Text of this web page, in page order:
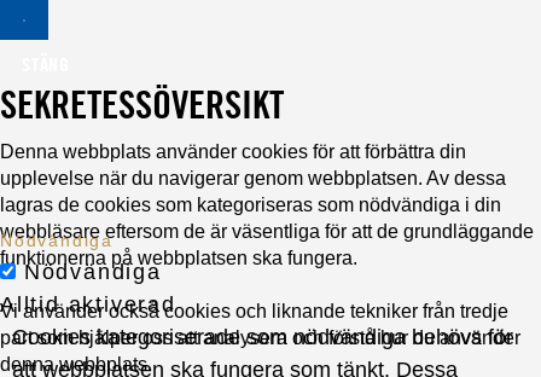
SEKRETESSÖVERSIKT
Denna webbplats använder cookies för att förbättra din
upplevelse när du navigerar genom webbplatsen. Av dessa
lagras de cookies som kategoriseras som nödvändiga i din
webbläsare eftersom de är väsentliga för att de grundläggande
funktionerna på webbplatsen ska fungera.
Vi använder också cookies och liknande tekniker från tredje
part som hjälper oss att analysera och förstå hur du använder
denna webbplats.
Nödvändiga
Nödvändiga
Alltid aktiverad
Cookies kategoriserade som nödvändiga behövs för
att webbplatsen ska fungera som tänkt. Dessa